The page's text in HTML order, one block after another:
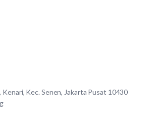
Kenari, Kec. Senen, Jakarta Pusat 10430